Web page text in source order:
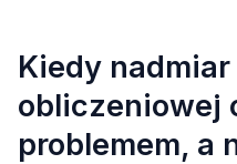
Kiedy
obliczeniowej
problemem, a